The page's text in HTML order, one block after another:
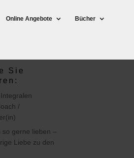
Online Angebote Bücher
Sie
/
so gerne lieben –
Liebe zu den